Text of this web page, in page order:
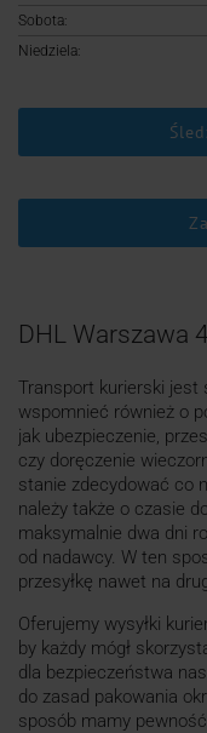
Sobota:
Niedziela:
DHL Warszawa
Transport kurierski jest
wspomnieć również o
jak ubezpieczenie,
czy doręczenie
stanie zdecydować co
należy także o czasie
maksymalnie dwa dni
od nadawcy. W ten
przesyłkę nawet na
Oferujemy wysyłki
by każdy mógł
dla bezpieczeństwa
do zasad pakowania
sposób mamy